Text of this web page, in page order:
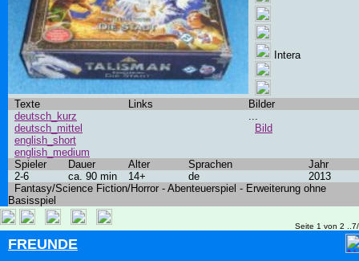
Intera
Texte Links
Bilder
deutsch_kurz
deutsch_mittel
english_short
english_medium
...
Bild
Spieler Dauer Alter Sprachen
Jahr
2-6
ca. 90 min 14+ de
2013
Fantasy/Science Fiction/Horror - Abenteuerspiel - Erweiterung ohne
Basisspiel
Seite 1 von 2
FREUNDE